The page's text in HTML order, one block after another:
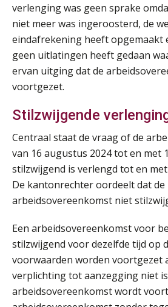
verlenging was geen sprake
niet meer was ingeroosterd, de
eindafrekening heeft opgemaakt
geen uitlatingen heeft gedaan
ervan uitging dat de
voortgezet.
Stilzwijgende
Centraal staat de vraag of de
van 16 augustus 2024 tot en met
stilzwijgend is verlengd tot en
De kantonrechter oordeelt dat de
arbeidsovereenkomst niet
Een arbeidsovereenkomst voor
stilzwijgend voor dezelfde tijd op
voorwaarden worden voortgezet
verplichting tot aanzegging niet
arbeidsovereenkomst wordt